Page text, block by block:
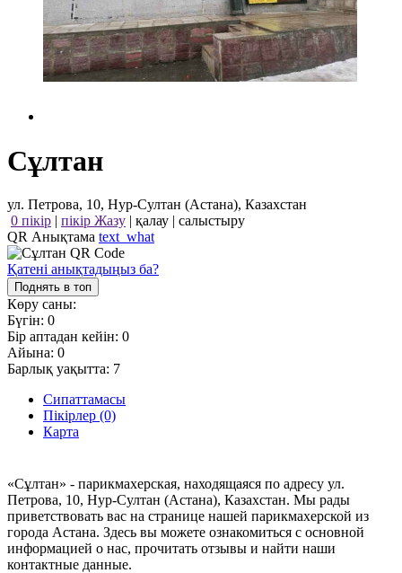
Сұлтан
ул. Петрова, 10, Нур-Султан (Астана), Казахстан
0 пікір | пікір Жазу | қалау | салыстыру
QR Анықтама text_what
Қатені анықтадыңыз ба?
Поднять в топ
Көру саны:
Бүгін: 0
Бір аптадан кейін: 0
Айына: 0
Барлық уақытта: 7
Сипаттамасы
Пікірлер (0)
Карта
«Сұлтан» - парикмахерская, находящаяся по адресу ул.
Петрова, 10, Нур-Султан (Астана), Казахстан. Мы рады
приветствовать вас на странице нашей парикмахерской из
города Астана. Здесь вы можете ознакомиться с основной
информацией о нас, прочитать отзывы и найти наши
контактные данные.